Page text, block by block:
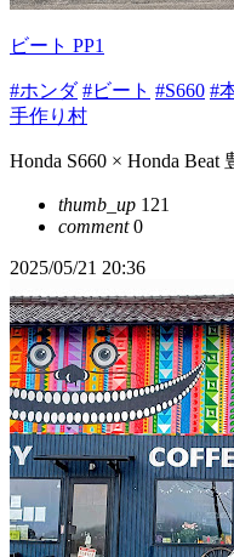
ビート PP1
#ホンダ #ビート #S660 #
手作り村
Honda S660 × Honda Beat
thumb_up 121
comment0
2025/05/21 20:36